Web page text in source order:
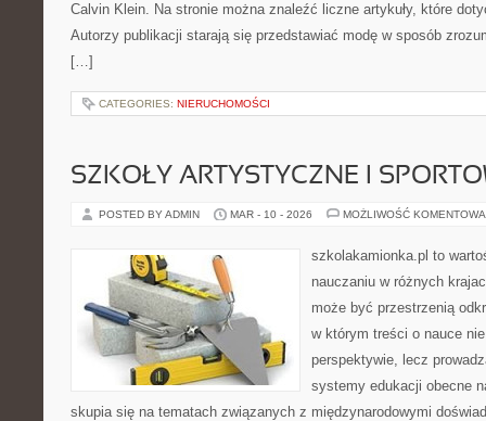
Calvin Klein. Na stronie można znaleźć liczne artykuły, które
Autorzy publikacji starają się przedstawiać modę w sposób
[…]
CATEGORIES: NIERUCHOMOŚCI
SZKOŁY ARTYSTYCZNE I
POSTED BY ADMIN MAR - 10 - 2026 MOŻLIWOŚĆ
szkolakamionka.pl to
nauczaniu w różnych
może być przestrzenią
w którym treści o nauce
perspektywie, lecz
systemy edukacji obecne
skupia się na tematach związanych z międzynarodowymi